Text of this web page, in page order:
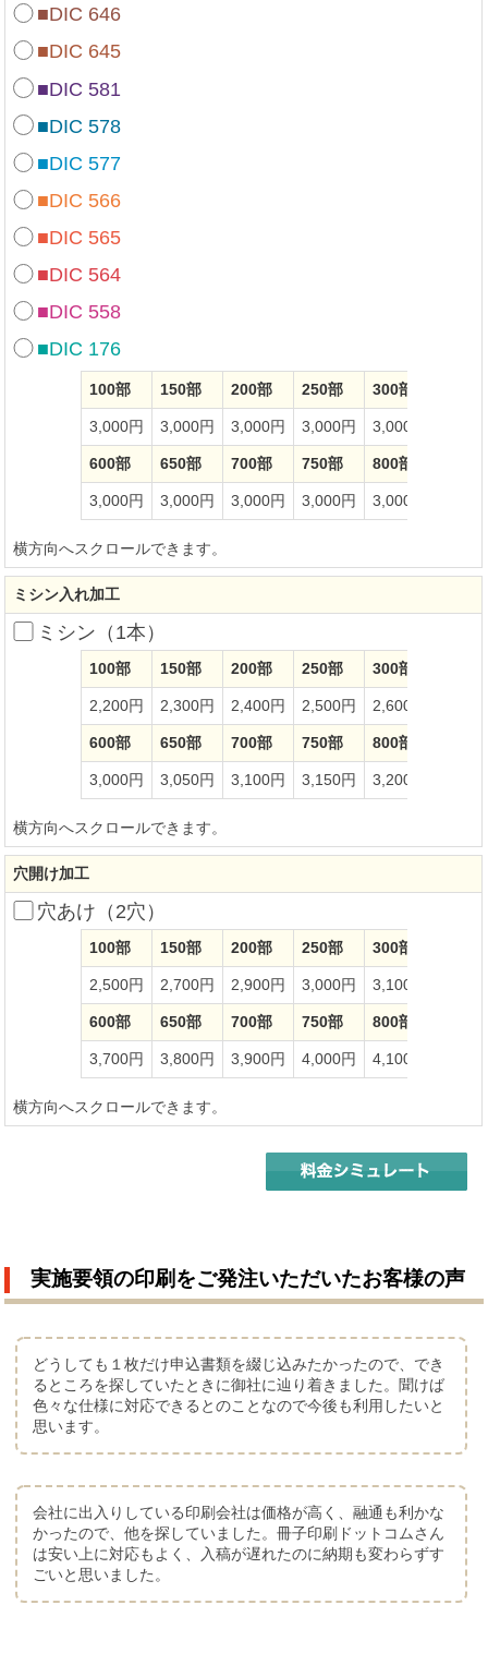
■DIC 646
■DIC 645
■DIC 581
■DIC 578
■DIC 577
■DIC 566
■DIC 565
■DIC 564
■DIC 558
■DIC 176
100部 150部 200部 250部 300部
3,000円 3,000円 3,000円 3,000円 3,000円
600部 650部 700部 750部 800部
3,000円 3,000円 3,000円 3,000円 3,000円
横方向へスクロールできます。
ミシン入れ加工
ミシン（1本）
100部 150部 200部 250部 300部
2,200円 2,300円 2,400円 2,500円 2,600円
600部 650部 700部 750部 800部
3,000円 3,050円 3,100円 3,150円 3,200円
横方向へスクロールできます。
穴開け加工
穴あけ（2穴）
100部 150部 200部 250部 300部
2,500円 2,700円 2,900円 3,000円 3,100円
600部 650部 700部 750部 800部
3,700円 3,800円 3,900円 4,000円 4,100円
横方向へスクロールできます。
実施要領の印刷をご発注いただいたお客様の声
どうしても１枚だけ申込書類を綴じ込みたかったので、でき
るところを探していたときに御社に辿り着きました。聞けば
色々な仕様に対応できるとのことなので今後も利用したいと
思います。
会社に出入りしている印刷会社は価格が高く、融通も利かな
かったので、他を探していました。冊子印刷ドットコムさん
は安い上に対応もよく、入稿が遅れたのに納期も変わらずす
ごいと思いました。